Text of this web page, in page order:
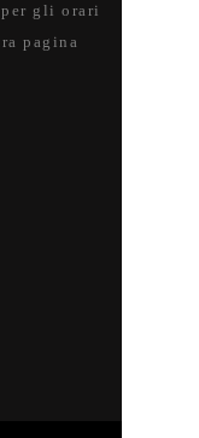
gli orari
pagina